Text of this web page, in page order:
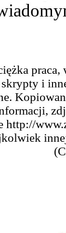
i
http://